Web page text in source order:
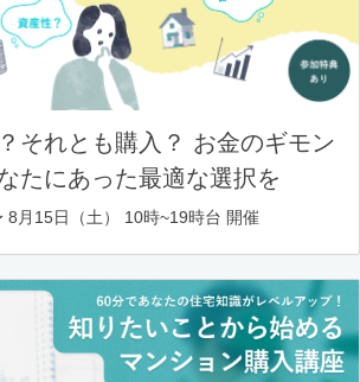
それとも購入？ お金のギモン
たにあった最適な選択を
8月15日（土） 10時~19時台 開催